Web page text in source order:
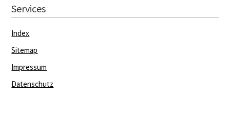
Services
Index
Sitemap
Impressum
Datenschutz